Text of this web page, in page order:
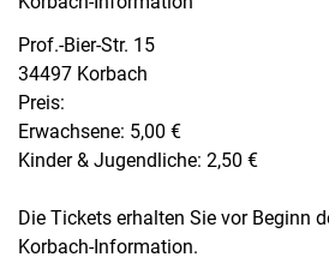
Prof.-Bier-Str. 15
34497 Korbach
Preis:
Erwachsene: 5,00 €
Kinder & Jugendliche: 2,50 €
Die Tickets erhalten Sie vor Beginn
Korbach-Information.